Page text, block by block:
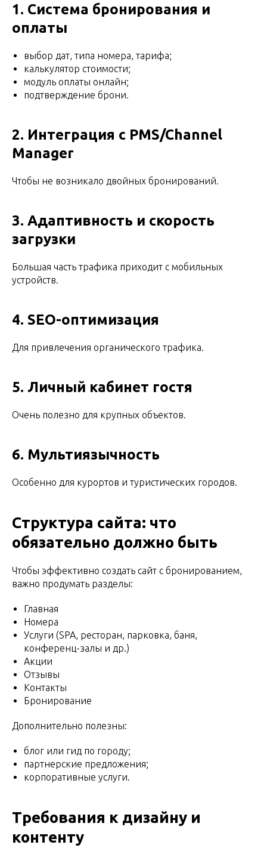
1. Система бронирования и
оплаты
выбор дат, типа номера, тарифа;
калькулятор стоимости;
модуль оплаты онлайн;
подтверждение брони.
2. Интеграция с PMS/Channel
Manager
Чтобы не возникало двойных бронирований.
3. Адаптивность и скорость
загрузки
Большая часть трафика приходит с мобильных
устройств.
4. SEO-оптимизация
Для привлечения органического трафика.
5. Личный кабинет гостя
Очень полезно для крупных объектов.
6. Мультиязычность
Особенно для курортов и туристических городов.
Структура сайта: что
обязательно должно быть
Чтобы эффективно создать сайт с бронированием,
важно продумать разделы:
Главная
Номера
Услуги (SPA, ресторан, парковка, баня,
конференц-залы и др.)
Акции
Отзывы
Контакты
Бронирование
Дополнительно полезны:
блог или гид по городу;
партнерские предложения;
корпоративные услуги.
Требования к дизайну и
контенту